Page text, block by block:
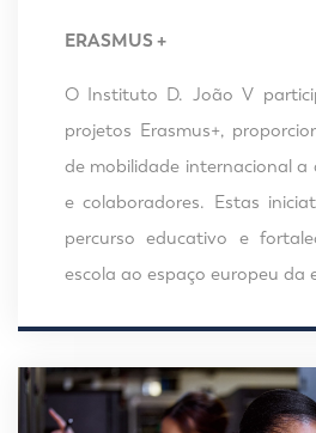
ERASMUS +
O Instituto D. João V
projetos Erasmus+,
de mobilidade internacional a
e colaboradores. Estas
percurso educativo e
escola ao espaço europeu da